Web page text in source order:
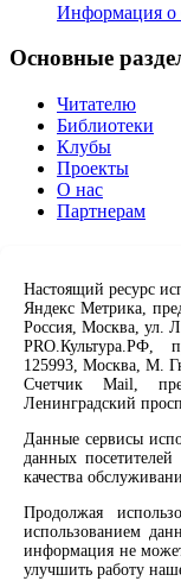
Информация о
Основные
Читателю
Библиотеки
Клубы
Проекты
О нас
Партнерам
Продлить
Спроси
Спроси
Оцените
Направить
Соцсети
Вконтакте
Max
Rutube
Настоящий ресурс
Яндекс Метрика,
Россия, Москва, ул.
PRO.Культура.РФ,
125993, Москва, М.
Счетчик Mail,
Ленинградский
Данные сервисы
данных
качества
Продолжая
использованием
информация не
улучшить работу